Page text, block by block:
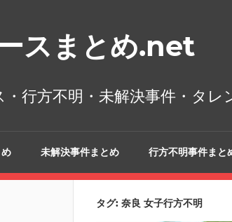
スまとめ.net
・行方不明・未解決事件・タ
未解決事件まとめ 行方不明事件まと
タグ: 奈良 女子行方不明